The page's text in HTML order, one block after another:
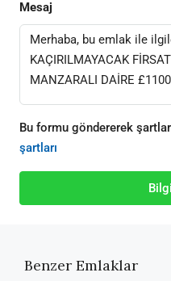
Mesaj
Bu formu göndererek
şartları
Benzer Emlaklar